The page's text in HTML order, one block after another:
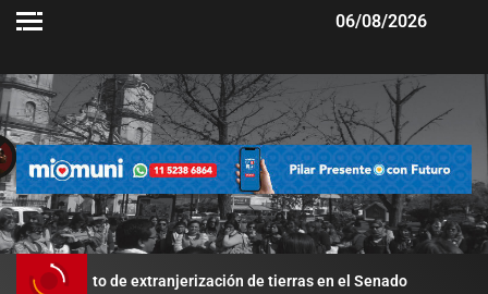
06/08/2026
de extranjerización de tierras en el Senado Por la suba